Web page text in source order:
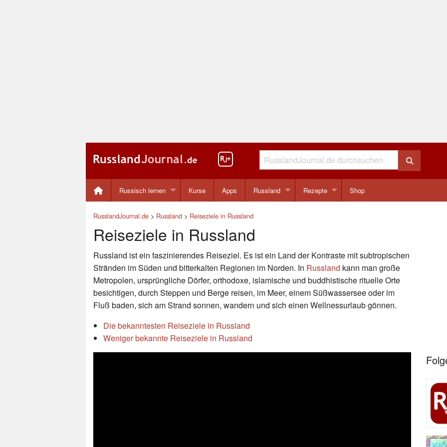
Russisch lernen Kurse Apps Russland Rezepte Shop
RusslandJournal.de > Russland > Reiseziele in Russland
Reiseziele in Russland
Russland ist ein faszinierendes Reiseziel. Es ist ein Land der Kontraste mit subtropischen
Stränden im Süden und bitterkalten Regionen im Norden. In Russland kann man große
Metropolen, ursprüngliche Dörfer, orthodoxe, islamische und buddhistische rituelle Orte
besichtigen, durch Steppen und Berge reisen, im Meer, einem Süßwassersee oder im
Fluß baden, sich am Strand sonnen, wandern und sich einen Wellnessurlaub gönnen.
Die bekanntesten Reiseziele in Russland
Weniger bekannte Reiseziele in Russland